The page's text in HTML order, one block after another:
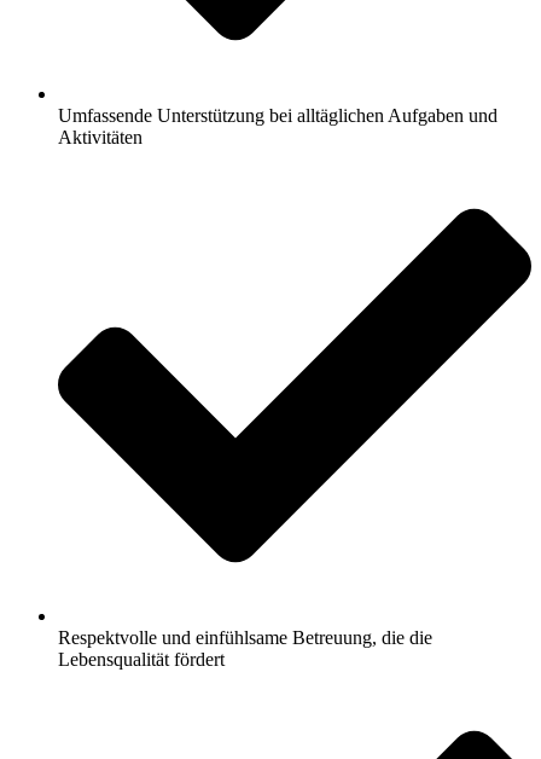
Umfassende Unterstützung bei alltäglichen Aufgaben und
Aktivitäten
Respektvolle und einfühlsame Betreuung, die die
Lebensqualität fördert